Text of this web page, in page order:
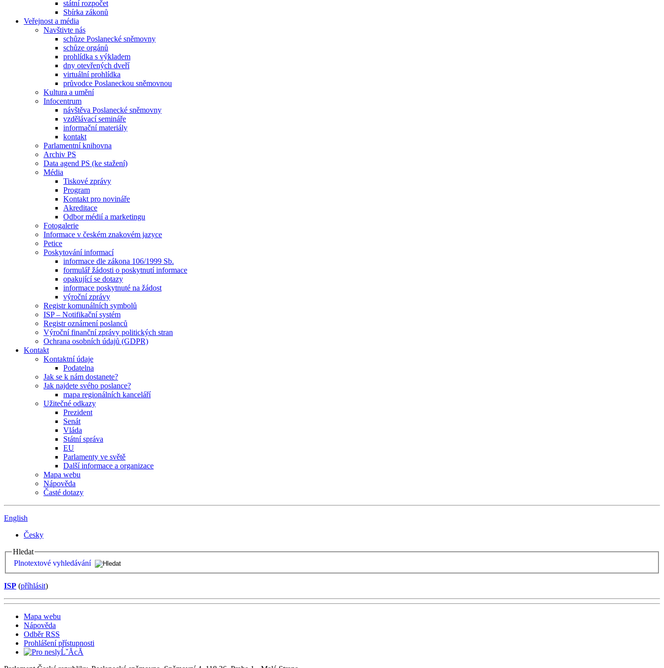
státní rozpočet
Sbírka zákonů
Veřejnost a média
Navštivte nás
schůze Poslanecké sněmovny
schůze orgánů
prohlídka s výkladem
dny otevřených dveří
virtuální prohlídka
průvodce Poslaneckou sněmovnou
Kultura a umění
Infocentrum
návštěva Poslanecké sněmovny
vzdělávací semináře
informační materiály
kontakt
Parlamentní knihovna
Archiv PS
Data agend PS (ke stažení)
Média
Tiskové zprávy
Program
Kontakt pro novináře
Akreditace
Odbor médií a marketingu
Fotogalerie
Informace v českém znakovém jazyce
Petice
Poskytování informací
informace dle zákona 106/1999 Sb.
formulář žádosti o poskytnutí informace
opakující se dotazy
informace poskytnuté na žádost
výroční zprávy
Registr komunálních symbolů
ISP – Notifikační systém
Registr oznámení poslanců
Výroční finanční zprávy politických stran
Ochrana osobních údajů (GDPR)
Kontakt
Kontaktní údaje
Podatelna
Jak se k nám dostanete?
Jak najdete svého poslance?
mapa regionálních kanceláří
Užitečné odkazy
Prezident
Senát
Vláda
Státní správa
EU
Parlamenty ve světě
Další informace a organizace
Mapa webu
Nápověda
Časté dotazy
English
Česky
Hledat
Plnotextové vyhledávání
ISP (příhlásit)
Mapa webu
Nápověda
Odběr RSS
Prohlášení přístupnosti